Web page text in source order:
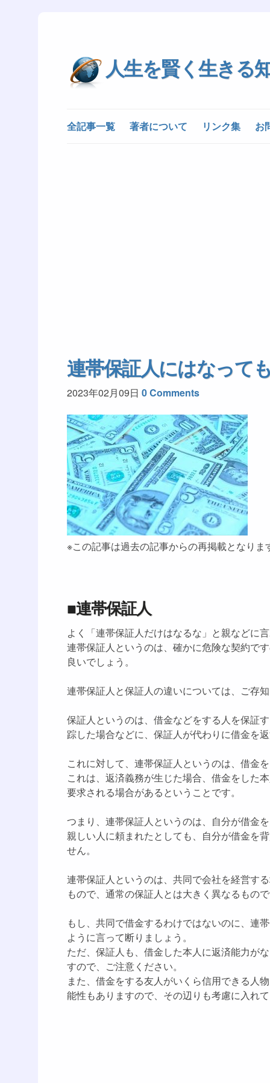
人生を賢く生きる
全記事一覧 著者について リンク集 お
連帯保証人にはなって
2023年02月09日 0 Comments
※この記事は過去の記事からの再掲載となりま
■連帯保証人
よく「連帯保証人だけはなるな」と親などに
連帯保証人というのは、確かに危険な契約で
良いでしょう。
連帯保証人と保証人の違いについては、ご存
保証人というのは、借金などをする人を保証
踪した場合などに、保証人が代わりに借金を
これに対して、連帯保証人というのは、借金
これは、返済義務が生じた場合、借金をした
要求される場合があるということです。
つまり、連帯保証人というのは、自分が借金
親しい人に頼まれたとしても、自分が借金を
せん。
連帯保証人というのは、共同で会社を経営す
もので、通常の保証人とは大きく異なるもの
もし、共同で借金するわけではないのに、連
ように言って断りましょう。
ただ、保証人も、借金した本人に返済能力が
すので、ご注意ください。
また、借金をする友人がいくら信用できる人
能性もありますので、その辺りも考慮に入れ